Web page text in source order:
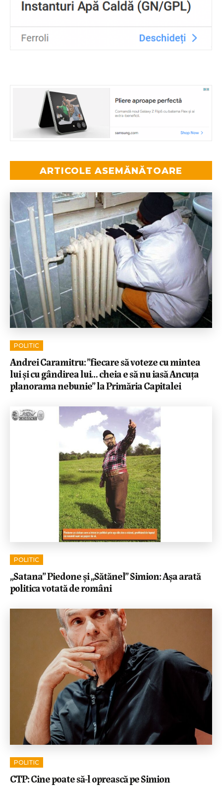
ARTICOLE ASEMĂNĂTOARE
POLITIC
Andrei Caramitru: ”fiecare să voteze cu mintea
lui și cu gândirea lui… cheia e să nu iasă Ancuța
planorama nebunie” la Primăria Capitalei
POLITIC
„Satana” Piedone și „Sătănel” Simion: Așa arată
politica votată de români
POLITIC
CTP: Cine poate să-l oprească pe Simion